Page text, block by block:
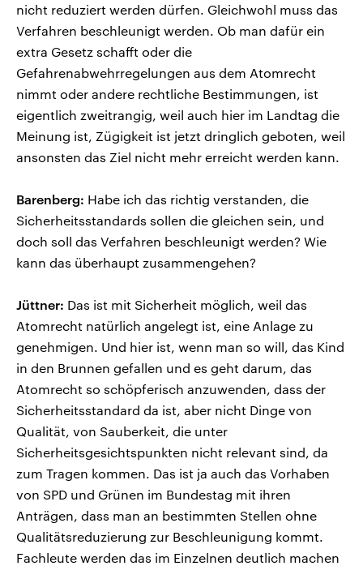
nicht reduziert werden dürfen. Gleichwohl muss das
Verfahren beschleunigt werden. Ob man dafür ein
extra Gesetz schafft oder die
Gefahrenabwehrregelungen aus dem Atomrecht
nimmt oder andere rechtliche Bestimmungen, ist
eigentlich zweitrangig, weil auch hier im Landtag die
Meinung ist, Zügigkeit ist jetzt dringlich geboten, weil
ansonsten das Ziel nicht mehr erreicht werden kann.
Barenberg: Habe ich das richtig verstanden, die
Sicherheitsstandards sollen die gleichen sein, und
doch soll das Verfahren beschleunigt werden? Wie
kann das überhaupt zusammengehen?
Jüttner: Das ist mit Sicherheit möglich, weil das
Atomrecht natürlich angelegt ist, eine Anlage zu
genehmigen. Und hier ist, wenn man so will, das Kind
in den Brunnen gefallen und es geht darum, das
Atomrecht so schöpferisch anzuwenden, dass der
Sicherheitsstandard da ist, aber nicht Dinge von
Qualität, von Sauberkeit, die unter
Sicherheitsgesichtspunkten nicht relevant sind, da
zum Tragen kommen. Das ist ja auch das Vorhaben
von SPD und Grünen im Bundestag mit ihren
Anträgen, dass man an bestimmten Stellen ohne
Qualitätsreduzierung zur Beschleunigung kommt.
Fachleute werden das im Einzelnen deutlich machen